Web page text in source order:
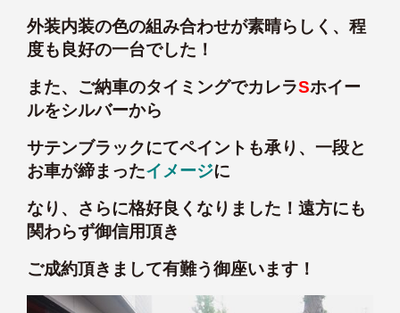
外装内装の色の組み合わせが素晴らしく、程
度も良好の一台でした！
また、ご納車のタイミングでカレラSホイー
ルをシルバーから
サテンブラックにてペイントも承り、一段と
お車が締まったイメージに
なり、さらに格好良くなりました！遠方にも
関わらず御信用頂き
ご成約頂きまして有難う御座います！